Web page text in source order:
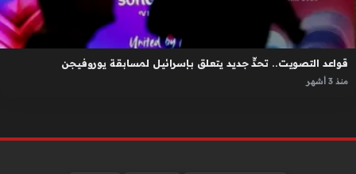
قواعد التصويت.. تحدٍّ جديد يتعلق بإسرائيل لمسابقة يوروفيجن
منذ 3 أشهر